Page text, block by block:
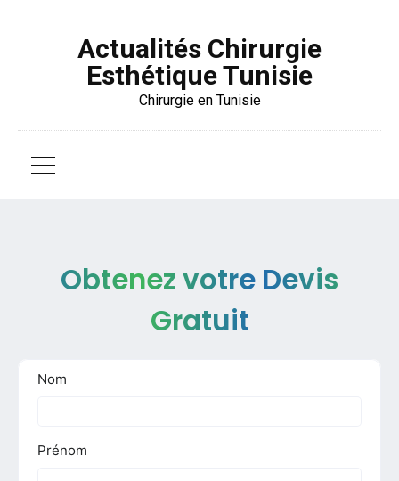
Actualités Chirurgie
Esthétique Tunisie
Chirurgie en Tunisie
Obtenez votre Devis
Gratuit